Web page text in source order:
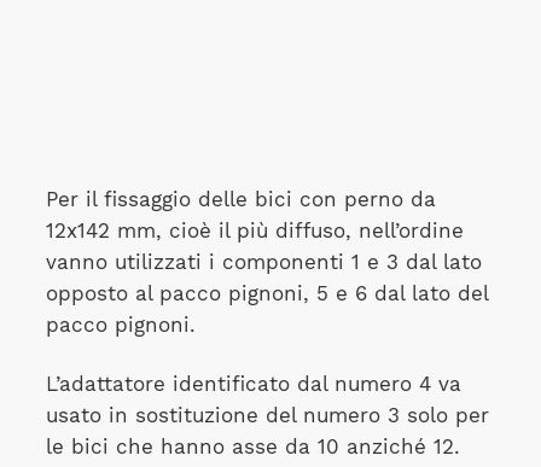
Per il fissaggio delle bici con perno da
12x142 mm, cioè il più diffuso, nell’ordine
vanno utilizzati i componenti 1 e 3 dal lato
opposto al pacco pignoni, 5 e 6 dal lato del
pacco pignoni.
L’adattatore identificato dal numero 4 va
usato in sostituzione del numero 3 solo per
le bici che hanno asse da 10 anziché 12.